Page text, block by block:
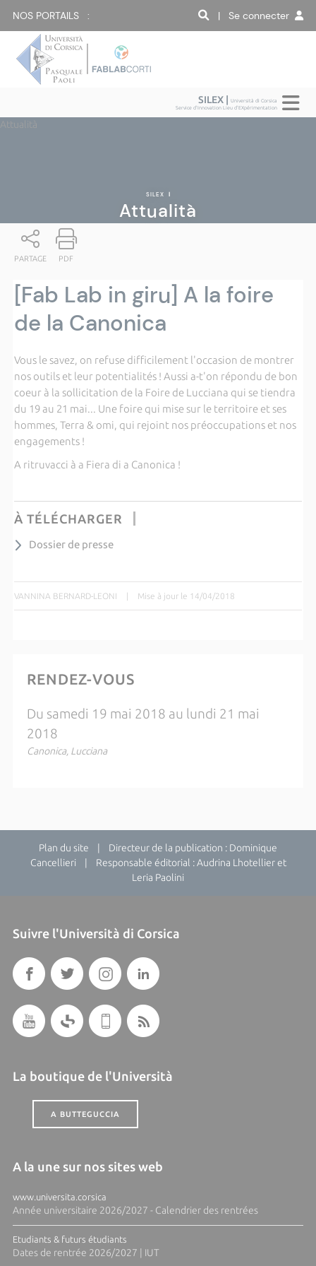
NOS PORTAILS : | Se connecter
SILEX |Università di Corsica
Service d'Innovation Lieu d'EXpérimentation
Attualità
SILEX |
Attualità
PARTAGE PDF
[Fab Lab in giru] A la foire
de la Canonica
Vous le savez, on refuse difficilement l'occasion de montrer
nos outils et leur potentialités ! Aussi a-t'on répondu de bon
coeur à la sollicitation de la Foire de Lucciana qui se tiendra
du 19 au 21 mai... Une foire qui mise sur le territoire et ses
hommes, Terra & omi, qui rejoint nos préoccupations et nos
engagements !
A ritruvacci à a Fiera di a Canonica !
À TÉLÉCHARGER
Dossier de presse
VANNINA BERNARD-LEONI | Mise à jour le 14/04/2018
RENDEZ-VOUS
Du samedi 19 mai 2018 au lundi 21 mai
2018
Canonica, Lucciana
Plan du site | Directeur de la publication : Dominique
Cancellieri | Responsable éditorial : Audrina Lhotellier et
Leria Paolini
Suivre l'Università di Corsica
La boutique de l'Università
A BUTTEGUCCIA
A la une sur nos sites web
www.universita.corsica
Année universitaire 2026/2027 - Calendrier des rentrées
Etudiants & futurs étudiants
Dates de rentrée 2026/2027 | IUT